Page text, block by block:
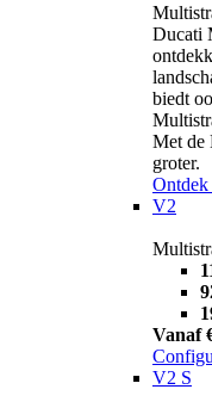
Ducati
biedt
Met de
groter.
Ontdek
V2
Vanaf
V2 S